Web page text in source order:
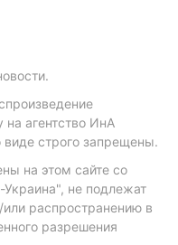
агентство ИнА
виде строго запрещены.
на этом сайте со
не подлежат
распространению в
разрешения